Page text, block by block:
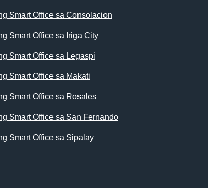
Smart Office sa Consolacion
Smart Office sa Iriga City
Smart Office sa Legaspi
Smart Office sa Makati
Smart Office sa Rosales
Smart Office sa San Fernando
Smart Office sa Sipalay